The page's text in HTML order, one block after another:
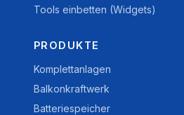
Tools einbetten (Widgets)
PRODUKTE
Komplettanlagen
Balkonkraftwerk
Batteriespeicher